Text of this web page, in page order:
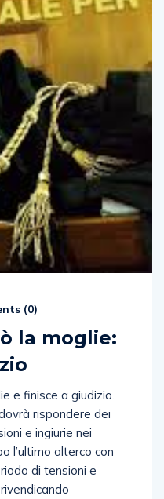
(0)
la moglie:
e finisce a giudizio.
rispondere dei
e ingiurie nei
l’ultimo alterco con
di tensioni e